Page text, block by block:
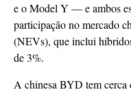
e o Model Y — e ambos
participação no mercado
(NEVs), que inclui
de 3%.
A chinesa BYD tem cerca